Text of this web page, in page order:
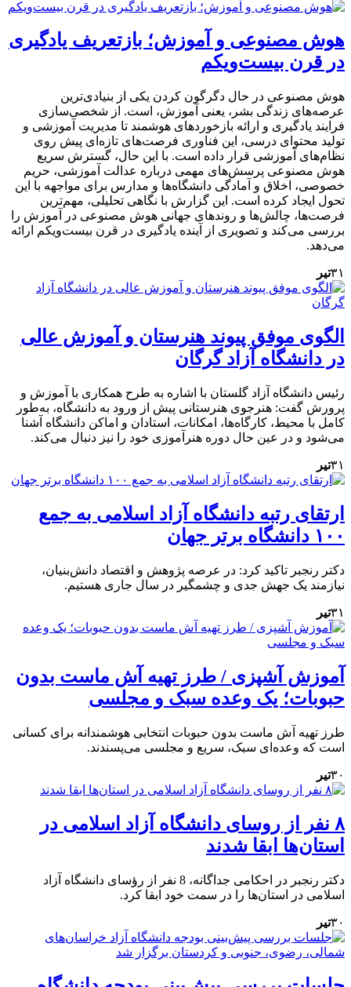
هوش مصنوعی و آموزش؛ بازتعریف یادگیری
در قرن بیست‌ویکم
هوش مصنوعی در حال دگرگون کردن یکی از بنیادی‌ترین
عرصه‌های زندگی بشر، یعنی آموزش، است. از شخصی‌سازی
فرایند یادگیری و ارائه بازخوردهای هوشمند تا مدیریت آموزشی و
تولید محتوای درسی، این فناوری فرصت‌های تازه‌ای پیش روی
نظام‌های آموزشی قرار داده است. با این حال، گسترش سریع
هوش مصنوعی پرسش‌های مهمی درباره عدالت آموزشی، حریم
خصوصی، اخلاق و آمادگی دانشگاه‌ها و مدارس برای مواجهه با این
تحول ایجاد کرده است. این گزارش با نگاهی تحلیلی، مهم‌ترین
فرصت‌ها، چالش‌ها و روندهای جهانی هوش مصنوعی در آموزش را
بررسی می‌کند و تصویری از آینده یادگیری در قرن بیست‌ویکم ارائه
می‌دهد.
۳۱تیر
الگوی موفق پیوند هنرستان و آموزش عالی
در دانشگاه آزاد گرگان
رئیس دانشگاه آزاد گلستان با اشاره به طرح همکاری با آموزش و
پرورش گفت: هنرجوی هنرستانی پیش از ورود به دانشگاه، به‌طور
کامل با محیط، کارگاه‌ها، امکانات، استادان و اماکن دانشگاه آشنا
می‌شود و در عین حال دوره هنرآموزی خود را نیز دنبال می‌کند.
۳۱تیر
ارتقای رتبه دانشگاه آزاد اسلامی به جمع
۱۰۰ دانشگاه برتر جهان
دکتر رنجبر تاکید کرد: در عرصه پژوهش و اقتصاد دانش‌بنیان،
نیازمند یک جهش جدی و چشمگیر در سال جاری هستیم.
۳۱تیر
آموزش آشپزی / طرز تهیه آش ماست بدون
حبوبات؛ یک وعده سبک و مجلسی
طرز تهیه آش ماست بدون حبوبات انتخابی هوشمندانه برای کسانی
است که وعده‌ای سبک، سریع و مجلسی می‌پسندند.
۳۰تیر
۸ نفر از روسای دانشگاه آزاد اسلامی در
استان‌ها ابقا شدند
دکتر رنجبر در احکامی جداگانه، 8 نفر از رؤسای دانشگاه آزاد
اسلامی در استان‌ها را در سمت خود ابقا کرد.
۳۰تیر